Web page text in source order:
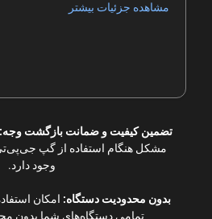
مشاهده جزئیات بیشتر
تضمین کیفیت و ضمانت بازگشت
مشکل هنگام استفاده از گپ
وجود دارد.
بدون محدودیت دستگاه: امکان
تمامی دستگاه‌های شما بدون